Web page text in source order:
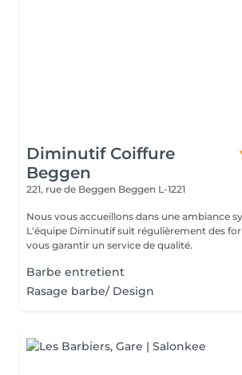
Diminutif Coiffure
Beggen
221, rue de Beggen Beggen L-1221
Nous vous accueillons dans une ambiance
L'équipe Diminutif suit régulièrement des
vous garantir un service de qualité.
Barbe entretient
Rasage barbe/ Design